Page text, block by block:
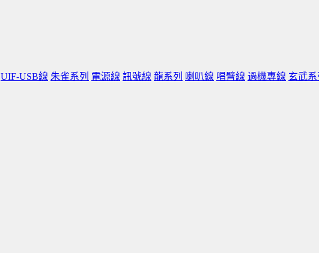
UIF-USB線 朱雀系列 電源線 訊號線 龍系列 喇叭線 唱臂線 過機專線 玄武系